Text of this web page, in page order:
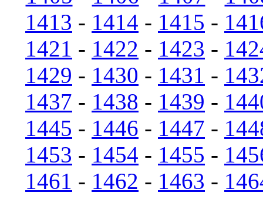
1413 - 1414 - 1415 -
1421 - 1422 - 1423 -
1429 - 1430 - 1431 -
1437 - 1438 - 1439 -
1445 - 1446 - 1447 -
1453 - 1454 - 1455 -
1461 - 1462 - 1463 -